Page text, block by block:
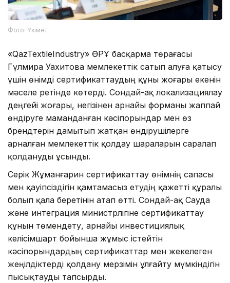
Фото: Үкімет
«QazTextileIndustry» ӨРҰ басқарма төрағасы
Гүлмира Уахитова мемлекеттік сатып алуға қатысу
үшін өнімді сертификаттаудың құны жоғары екенін
мәселе ретінде көтерді. Сондай-ақ локализациялау
деңгейі жоғары, негізінен арнайы форманы жаппай
өндіруге маманданған кәсіпорындар мен өз
брендтерін дамытып жатқан өндірушілерге
арналған мемлекеттік қолдау шараларын саралап
қолдануды ұсынды.
Серік Жұманғарин сертификаттау өнімнің сапасы
мен қауіпсіздігін қамтамасыз етудің қажетті құралы
болып қала беретінін атап өтті. Сондай-ақ Сауда
және интеграция министрлігіне сертификаттау
құнын төмендету, арнайы инвестициялық
келісімшарт бойынша жұмыс істейтін
кәсіпорындардың сертификаттар мен жекелеген
жеңілдіктерді қолдану мерзімін ұлғайту мүмкіндігін
пысықтауды тапсырды.